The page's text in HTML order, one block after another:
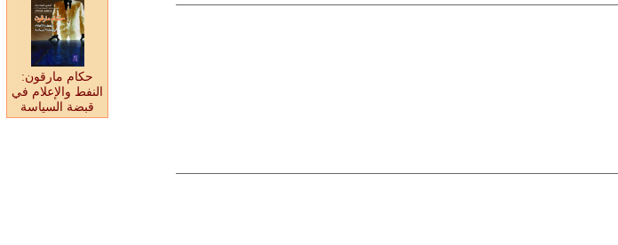
حكام مارقون:
النفط والإعلام في
قبضة السياسة